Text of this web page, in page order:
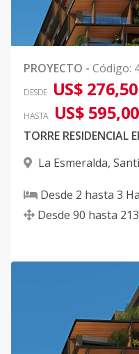
PROYECTO - Código:
DESDE US$
HASTA US$
TORRE RESIDENCIAL
La Esmeralda,
Desde 2 hasta 3
Desde 90 hasta 213